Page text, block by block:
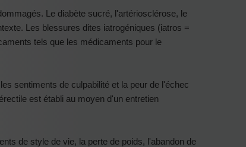
Le diabète sucré, l'artériosclérose, le
Les blessures dites iatrogéniques (iatros =
tels que les médicaments pour le
sentiments de culpabilité et la peur de l'échec
est établi au moyen d'un entretien
de style de vie, la perte de poids, l'abandon de